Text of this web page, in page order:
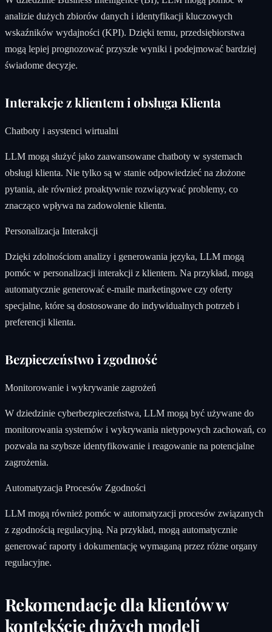
analizie dużych zbiorów danych i identyfikacji kluczowych
wskaźników wydajności (KPI). Dzięki temu, przedsiębiorstwa
mogą lepiej prognozować przyszłe wyniki i podejmować bardziej
świadome decyzje.
Interakcje z klientem i obsługa Klienta
Chatboty i asystenci wirtualni
LLM mogą służyć jako zaawansowane chatboty w systemach
obsługi klienta. Nie tylko są w stanie odpowiedzieć na złożone
pytania, ale również proaktywnie rozwiązywać problemy, co
znacząco wpływa na zadowolenie klienta.
Personalizacja Interakcji
Dzięki zdolnościom analizy i generowania języka, LLM mogą
pomóc w personalizacji interakcji z klientem. Na przykład, mogą
automatycznie generować e-maile marketingowe czy oferty
specjalne, które są dostosowane do indywidualnych potrzeb i
preferencji klienta.
Bezpieczeństwo i zgodność
Monitorowanie i wykrywanie zagrożeń
W dziedzinie cyberbezpieczeństwa, LLM mogą być używane do
monitorowania systemów i wykrywania nietypowych zachowań, co
pozwala na szybsze identyfikowanie i reagowanie na potencjalne
zagrożenia.
Automatyzacja Procesów Zgodności
LLM mogą również pomóc w automatyzacji procesów związanych
z zgodnością regulacyjną. Na przykład, mogą automatycznie
generować raporty i dokumentację wymaganą przez różne organy
regulacyjne.
Rekomendacje dla klientów w
kontekście dużych modeli